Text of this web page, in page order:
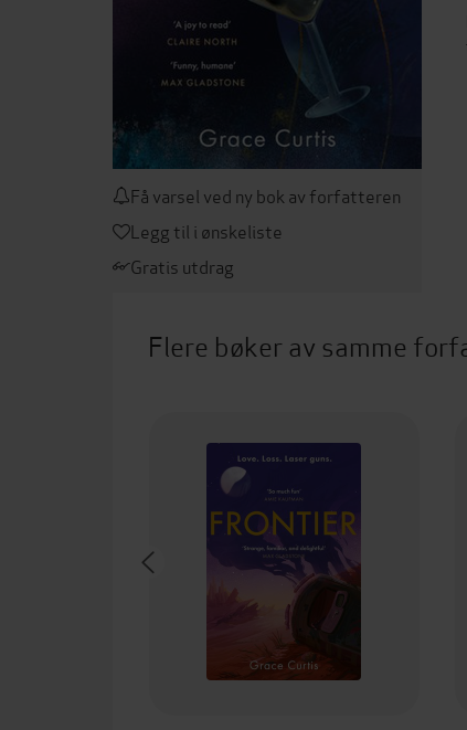
Få varsel ved ny bok av forfatteren
Legg til i ønskeliste
Gratis utdrag
Flere bøker av samme